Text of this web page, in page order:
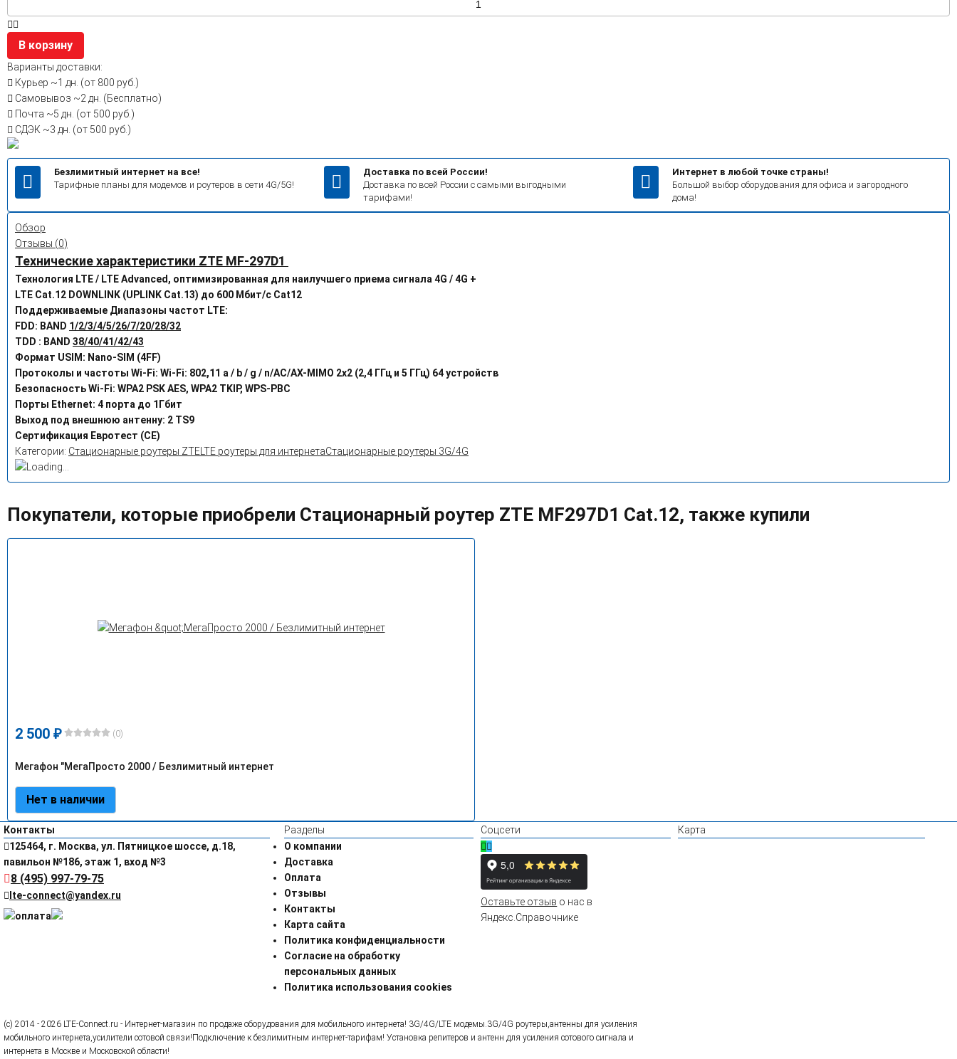
В корзину
Варианты доставки:
Курьер ~1 дн. (от 800 руб.)
Самовывоз ~2 дн. (Бесплатно)
Почта ~5 дн. (от 500 руб.)
СДЭК ~3 дн. (от 500 руб.)
Безлимитный интернет на все!
Тарифные планы для модемов и роутеров в сети 4G/5G!
Доставка по всей России!
Доставка по всей России с самыми выгодными
тарифами!
Интернет в любой точке страны!
Большой выбор оборудования для офиса и загородного
дома!
Обзор
Отзывы (0)
Технические характеристики ZTE MF-297D1
Технология LTE / LTE Advanced, оптимизированная для наилучшего приема сигнала 4G / 4G +
LTE Cat.12 DOWNLINK (UPLINK Cat.13) до 600 Мбит/с Cat12
Поддерживаемые Диапазоны частот LTE:
FDD: BAND 1/2/3/4/5/26/7/20/28/32
TDD : BAND 38/40/41/42/43
Формат USIM: Nano-SIM (4FF)
Протоколы и частоты Wi-Fi: Wi-Fi: 802,11 a / b / g / n/AC/AX-MIMO 2x2 (2,4 ГГц и 5 ГГц) 64 устройств
Безопасность Wi-Fi: WPA2 PSK AES, WPA2 TKIP, WPS-PBC
Порты Ethernet: 4 порта до 1Гбит
Выход под внешнюю антенну: 2 TS9
Сертификация Евротест (СЕ)
Категории: Стационарные роутеры ZTE LTE роутеры для интернетаСтационарные роутеры 3G/4G
Покупатели, которые приобрели Стационарный роутер ZTE MF297D1 Cat.12, также купили
2 500 ₽ (0)
Мегафон "МегаПросто 2000 / Безлимитный интернет
Нет в наличии
Контакты
125464, г. Москва, ул. Пятницкое шоссе, д.18,
павильон №186, этаж 1, вход №3
8 (495) 997-79-75
lte-connect@yandex.ru
Разделы
О компании
Доставка
Оплата
Отзывы
Контакты
Карта сайта
Политика конфиденциальности
Согласие на обработку
персональных данных
Политика использования cookies
Соцсети
Оставьте отзыв о нас в
Яндекс.Справочнике
Карта
(c) 2014 - 2026 LTE-Connect.ru - Интернет-магазин по продаже оборудования для мобильного интернета! 3G/4G/LTE модемы.3G/4G роутеры,антенны для усиления
мобильного интернета,усилители сотовой связи!Подключение к безлимитным интернет-тарифам! Установка репитеров и антенн для усиления сотового сигнала и
интернета в Москве и Московской области!